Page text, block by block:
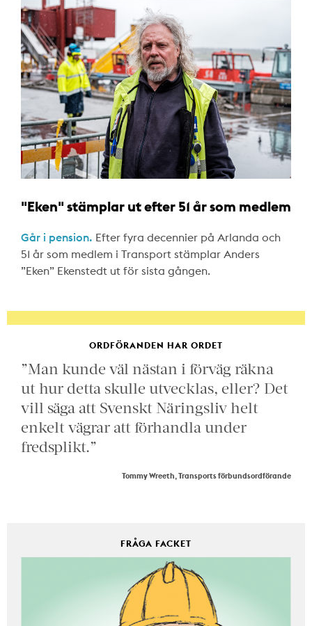
"Eken" stämplar ut efter 51 år som medlem
Går i pension. Efter fyra decennier på Arlanda och
51 år som medlem i Transport stämplar Anders
”Eken” Ekenstedt ut för sista gången.
ORDFÖRANDEN HAR ORDET
”Man kunde väl nästan i förväg räkna
ut hur detta skulle utvecklas, eller? Det
vill säga att Svenskt Näringsliv helt
enkelt vägrar att förhandla under
fredsplikt.”
Tommy Wreeth, Transports förbundsordförande
FRÅGA FACKET